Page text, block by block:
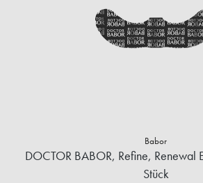
Babor
DOCTOR BABOR, Refine, Renewal
Stück